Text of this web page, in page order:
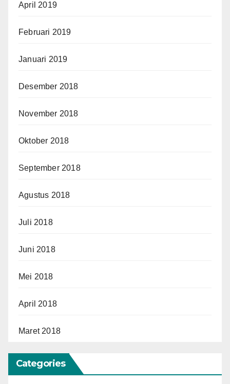
April 2019
Februari 2019
Januari 2019
Desember 2018
November 2018
Oktober 2018
September 2018
Agustus 2018
Juli 2018
Juni 2018
Mei 2018
April 2018
Maret 2018
Categories